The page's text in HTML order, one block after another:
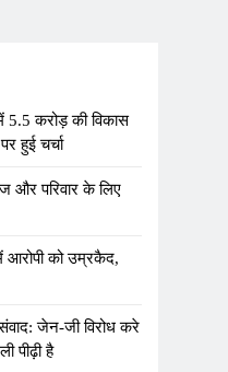
5.5 करोड़ की विकास
हुई चर्चा
और परिवार के लिए
आरोपी को उम्रकैद,
जेन-जी विरोध करे
पीढ़ी है